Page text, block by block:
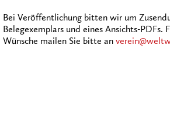
Bei Veröffentlichung bitten wir um
Belegexemplars und eines Ansichts-PDFs.
Wünsche mailen Sie bitte an